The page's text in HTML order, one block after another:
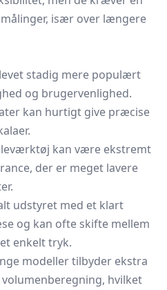
især over længere
stadig mere populært
og brugervenlighed.
kan hurtigt give præcise
kan være ekstremt
der er meget lavere
udstyret med et klart
og kan ofte skifte mellem
enkelt tryk.
modeller tilbyder ekstra
hvilket